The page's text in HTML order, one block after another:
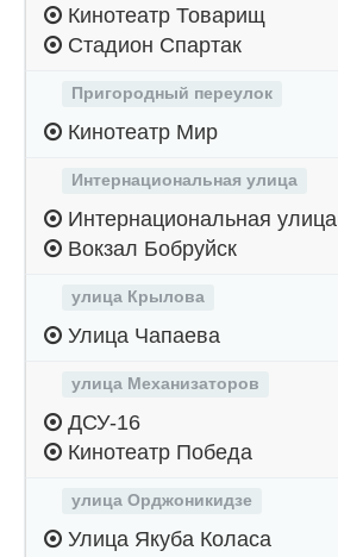
Кинотеатр Товарищ
Стадион Спартак
Пригородный переулок
Кинотеатр Мир
Интернациональная улица
Интернациональная улица
Вокзал Бобруйск
улица Крылова
Улица Чапаева
улица Механизаторов
ДСУ-16
Кинотеатр Победа
улица Орджоникидзе
Улица Якуба Коласа